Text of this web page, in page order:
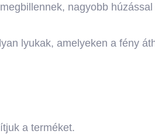
nagyobb
lyukak, amelyeken a fény
a terméket.